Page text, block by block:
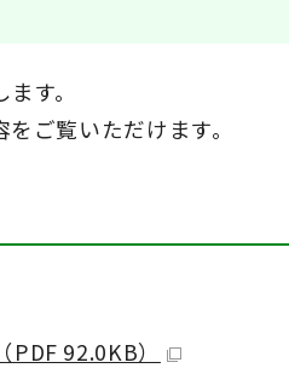
す。
ご覧いただけます。
92.0KB）